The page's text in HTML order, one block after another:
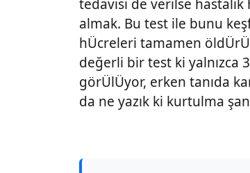
tedavisi de verilse hastalık
almak. Bu test ile bunu
hÜcreleri tamamen
değerli bir test ki yalnızca
görÜlÜyor, erken tanıda
da ne yazık ki kurtulma